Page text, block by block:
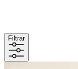
Filtrar